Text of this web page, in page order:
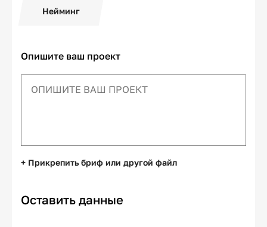
Нейминг
Опишите ваш проект
+ Прикрепить бриф или другой файл
Оставить данные